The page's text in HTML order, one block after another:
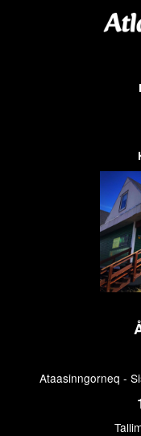
Ataasinngorneq -